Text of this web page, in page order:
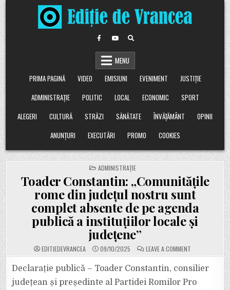
Skip
to
content
MENU
PRIMA PAGINĂ
VIDEO EMISIUNI EVENIMENT
JUSTIȚIE
ADMINISTRAȚIE
POLITIC LOCAL ECONOMIC
SPORT
ALEGERI
CULTURĂ STRĂZI SĂNĂTATE ÎNVĂȚĂMÂNT
OPINII
ANUNȚURI
EXECUTĂRI PROMO COOKIES
POSTED
IN
ADMINISTRAȚIE
Toader Constantin: „Comunitățile
rome din județul nostru sunt
complet absente de pe agenda
publică a instituțiilor locale și
județene”
EDITIEDEVRANCEA 09/10/2025 LEAVE A COMMENT
TOADER
CONSTANTIN:
„COMUNITĂȚILE
ROME
DIN
JUDEȚUL
Declarație publică – Toader Constantin, consilier
județean și președinte al Partidei Romilor Pro